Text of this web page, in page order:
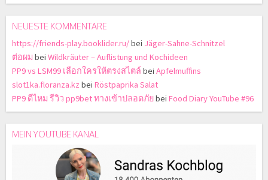
NEUESTE KOMMENTARE
https://friends-play.booklider.ru/bei Jäger-Sahne-Schnitzel
ต่อผม bei Wildkräuter – Auflistung und Kochideen
PP9 vs LSM99 เลือกใครให้ตรงสไตล์ bei Apfelmuffins
slot1ka.floranza.kz bei Röstpaprika Salat
PP9 ดีไหม รีวิว pp9bet ทางเข้าปลอดภัยbei Food Diary YouTube #96
MEIN YOUTUBE KANAL